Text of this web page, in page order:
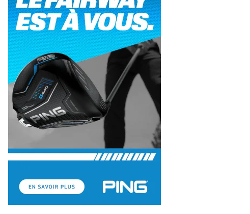
Evian Resort Golf Club : Saison 2 du
Programme Performance
LPGA Tour 2026 : une saison record pour le
golf féminin
Ladies European Tour 2026 : une saison
historique sur cinq continents
Debout en Bouts prolonge la Fashion Week à
Roland-Garros
Chypre